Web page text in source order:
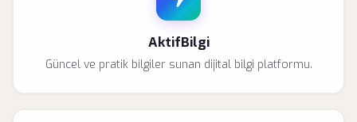
AktifBilgi
Güncel ve pratik bilgiler sunan dijital bilgi platformu.